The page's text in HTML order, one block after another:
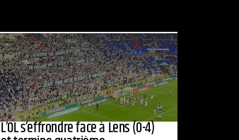
L’OL s’effrondre face à Lens (0-4)